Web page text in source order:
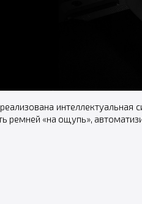
ремней «на ощупь»,